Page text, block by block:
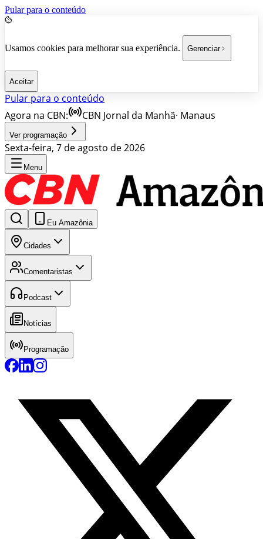
Pular para o conteúdo
Usamos cookies para melhorar sua experiência. Gerenciar
Aceitar
Pular para o conteúdo
Agora na CBN:
CBN Jornal da Manhã· Manaus
Ver programação
Sexta-feira, 7 de agosto de 2026
Menu
Eu Amazônia
Cidades
Comentaristas
Podcast
Notícias
Programação